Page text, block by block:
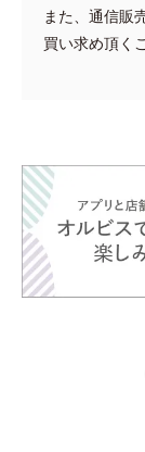
また、通信販
買い求め頂く